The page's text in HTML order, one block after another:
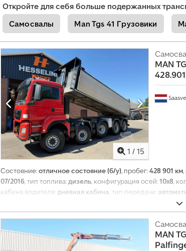
8
9
5
7
Откройте для себя больше подержанных
Самосвалы
Man Tgs 41 Грузовики
1 / 15
MAN
Состояние:отличное состояние (б/у), пробег:428 901 км
07/2016, тип топлива:дизель, конфигурация осей:10x8,
кабина водителя:дневная кабина, тип передачи:
, допустимая нагрузка на
3):10 000 кг, Год выпуска:2016, Оборудование:ABS,
блокировка дифференциала, кондиционер, круиз-
тяги, электронная программа стабилизации (ESP),
зеркало
MAN